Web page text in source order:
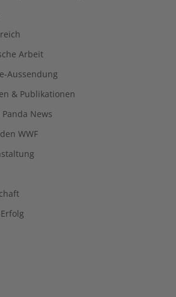
Arbeit
Aussendung
& Publikationen
Panda News
WWF